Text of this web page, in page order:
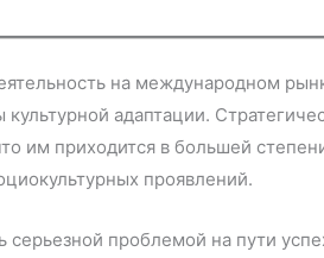
на международном
адаптации.
им приходится в большей
проявлений.
серьезной проблемой на пути